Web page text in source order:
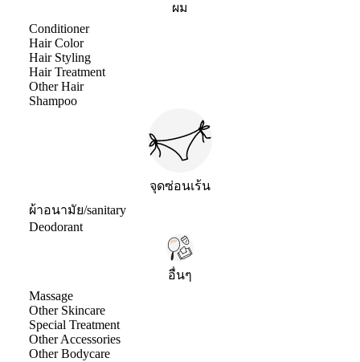
ผม
Conditioner
Hair Color
Hair Styling
Hair Treatment
Other Hair
Shampoo
จุดซ่อนเร้น
ผ้าอนามัย/sanitary
Deodorant
อื่นๆ
Massage
Other Skincare
Special Treatment
Other Accessories
Other Bodycare